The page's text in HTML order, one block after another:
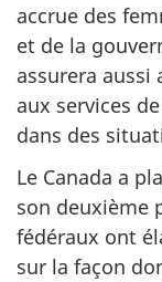
accrue des
et de la
assurera aussi
aux services
dans des
Le Canada a
son deuxième
fédéraux ont
sur la façon